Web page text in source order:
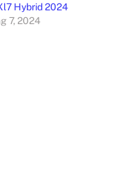
Hybrid 2024
7, 2024